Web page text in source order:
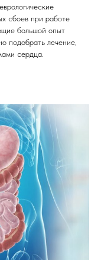
сбоев при работе
большой опыт
подобрать лечение,
сердца.